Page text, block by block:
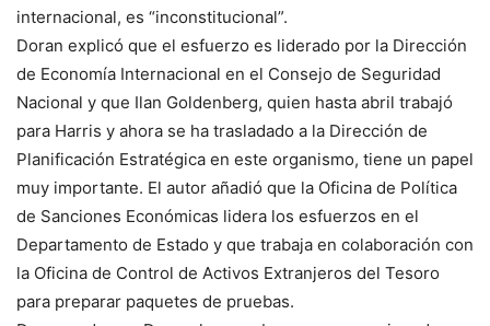
internacional, es “inconstitucional”.
Doran explicó que el esfuerzo es liderado por la Dirección
de Economía Internacional en el Consejo de Seguridad
Nacional y que Ilan Goldenberg, quien hasta abril trabajó
para Harris y ahora se ha trasladado a la Dirección de
Planificación Estratégica en este organismo, tiene un papel
muy importante. El autor añadió que la Oficina de Política
de Sanciones Económicas lidera los esfuerzos en el
Departamento de Estado y que trabaja en colaboración con
la Oficina de Control de Activos Extranjeros del Tesoro
para preparar paquetes de pruebas.